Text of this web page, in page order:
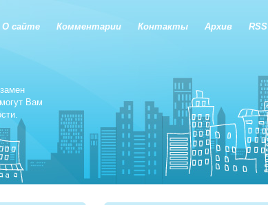
О сайте Комментарии Контакты Архив RSS
Вам